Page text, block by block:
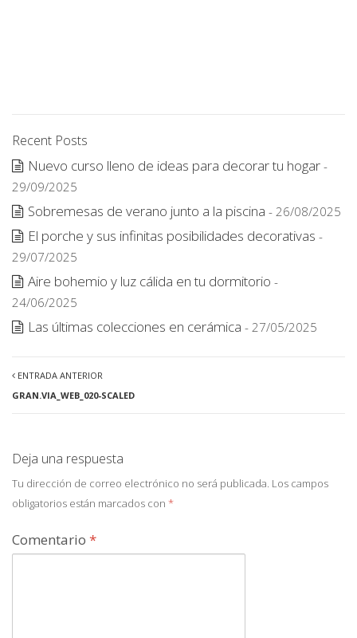
Recent Posts
Nuevo curso lleno de ideas para decorar tu hogar -
29/09/2025
Sobremesas de verano junto a la piscina - 26/08/2025
El porche y sus infinitas posibilidades decorativas -
29/07/2025
Aire bohemio y luz cálida en tu dormitorio -
24/06/2025
Las últimas colecciones en cerámica - 27/05/2025
ENTRADA ANTERIOR
GRAN.VIA_WEB_020-SCALED
Deja una respuesta
Tu dirección de correo electrónico no será publicada. Los campos
obligatorios están marcados con *
Comentario *